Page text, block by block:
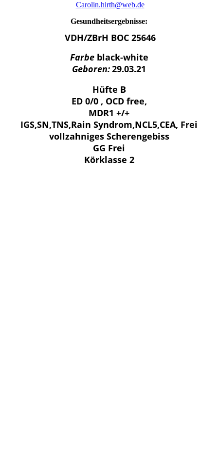
Carolin.hirth@web.de
Gesundheitsergebnisse:
VDH/ZBrH BOC 25646
Farbeblack-white
Geboren:29.03.21
Hüfte B
ED 0/0 , OCD free,
MDR1 +/+
IGS,SN,TNS,Rain Syndrom,NCL5,CEA, Frei
vollzahniges Scherengebiss
GG Frei
Körklasse 2